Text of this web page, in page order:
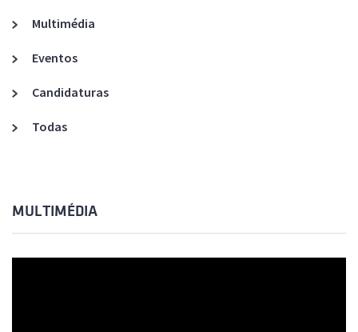
Multimédia
Eventos
Candidaturas
Todas
MULTIMÉDIA